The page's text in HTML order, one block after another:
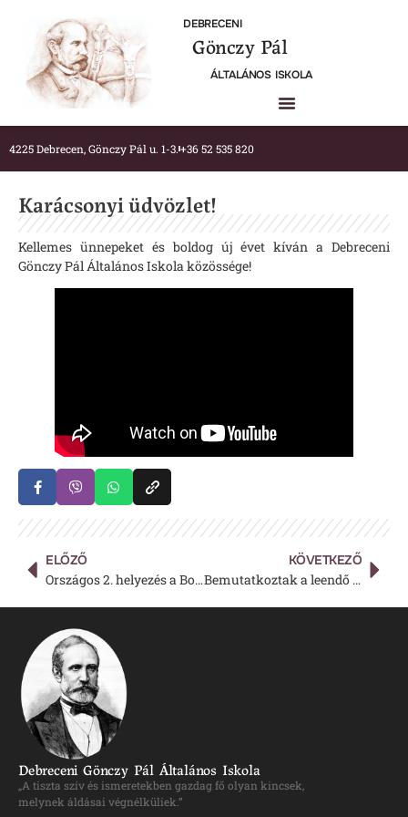
DEBRECENI
Gönczy Pál
ÁLTALÁNOS ISKOLA
4225 Debrecen, Gönczy Pál u. 1-3.+36 52 535 820
Karácsonyi üdvözlet!
Kellemes ünnepeket és boldog új évet kíván a Debreceni
Gönczy Pál Általános Iskola közössége!
ELŐZŐ
Országos 2. helyezés a Bolyai Matematika Csapatversenyen
KÖVETKEZŐ
Bemutatkoztak a leendő elsős tanító nénik
Debreceni Gönczy Pál Általános Iskola
„A tiszta szív és ismeretekben gazdag fő olyan kincsek,
melynek áldásai végnélküliek.”